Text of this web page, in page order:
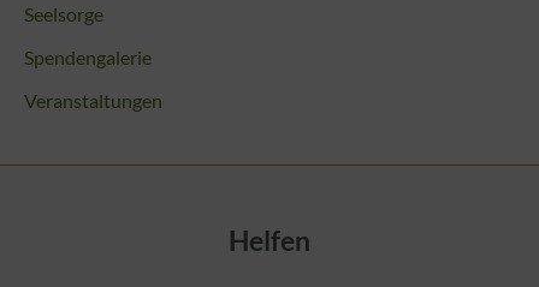
Seelsorge
Spendengalerie
Veranstaltungen
Helfen